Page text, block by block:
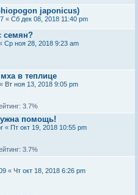
japonicus)
« Сб дек 08, 2018 11:40 pm
семян?
Ср ноя 28, 2018 9:23 am
в теплице
« Вт ноя 13, 2018 9:05 pm
3.7%
помощь!
« Пт окт 19, 2018 10:55 pm
3.7%
« Чт окт 18, 2018 6:26 pm